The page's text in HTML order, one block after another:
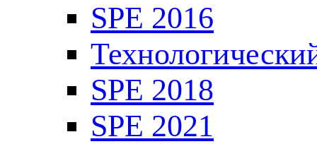
SPE 2016
SPE 2018
SPE 2021